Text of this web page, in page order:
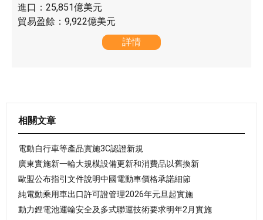
進口：25,851億美元
貿易盈餘：9,922億美元
詳情
相關文章
電動自行車等產品實施3C認證新規
廣東實施新一輪大規模設備更新和消費品以舊換新
歐盟公布指引文件說明中國電動車價格承諾細節
純電動乘用車出口許可證管理2026年元旦起實施
動力鋰電池運輸安全及多式聯運技術要求明年2月實施